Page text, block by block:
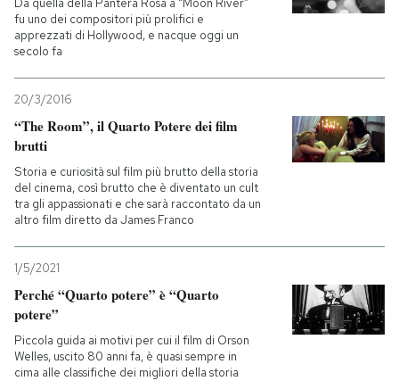
Da quella della Pantera Rosa a “Moon River”
fu uno dei compositori più prolifici e
apprezzati di Hollywood, e nacque oggi un
secolo fa
20/3/2016
“The Room”, il Quarto Potere dei film
brutti
Storia e curiosità sul film più brutto della storia
del cinema, così brutto che è diventato un cult
tra gli appassionati e che sarà raccontato da un
altro film diretto da James Franco
1/5/2021
Perché “Quarto potere” è “Quarto
potere”
Piccola guida ai motivi per cui il film di Orson
Welles, uscito 80 anni fa, è quasi sempre in
cima alle classifiche dei migliori della storia